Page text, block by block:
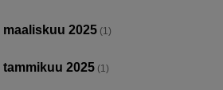
maaliskuu 2025 (1)
tammikuu 2025 (1)